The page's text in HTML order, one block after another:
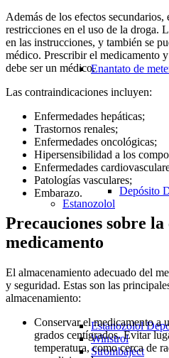
Enantato de
Depósito
Estanozolol
Estanozolol
Winstrol
Strombaject
Además de los efectos
restricciones en el uso de la droga.
en las instrucciones, y también se
médico. Prescribir el medicamento
debe ser un médico.
Las contraindicaciones incluyen:
Enfermedades hepáticas;
Trastornos renales;
Enfermedades oncológicas;
Hipersensibilidad a los
Enfermedades
Patologías vasculares;
Embarazo.
Precauciones sobre
medicamento
El almacenamiento adecuado del
y seguridad. Estas son las
almacenamiento:
Conservar el medicamento a
grados centígrados. Evitar
temperatura, como cerca de